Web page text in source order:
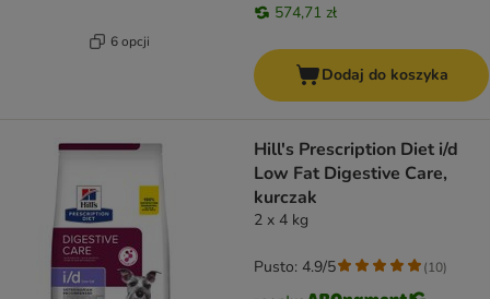
6 opcji
574,71 zł
Dodaj do koszyka
Hill's Prescription Diet i/d
Low Fat Digestive Care,
kurczak
2 x 4 kg
Pusto: 4.9/5 (10)